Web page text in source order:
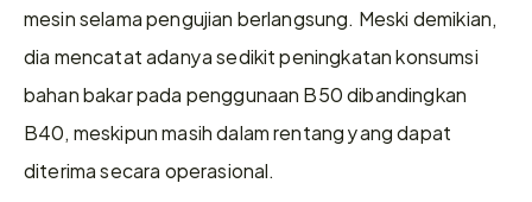
mesin selama pengujian berlangsung. Meski demikian,
dia mencatat adanya sedikit peningkatan konsumsi
bahan bakar pada penggunaan B50 dibandingkan
B40, meskipun masih dalam rentang yang dapat
diterima secara operasional.